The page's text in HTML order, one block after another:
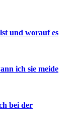
und worauf es
ich sie meide
bei der